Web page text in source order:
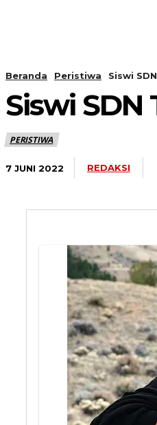
Beranda Peristiwa Siswi
Siswi
PERISTIWA
7 JUNI 2022 REDAKSI